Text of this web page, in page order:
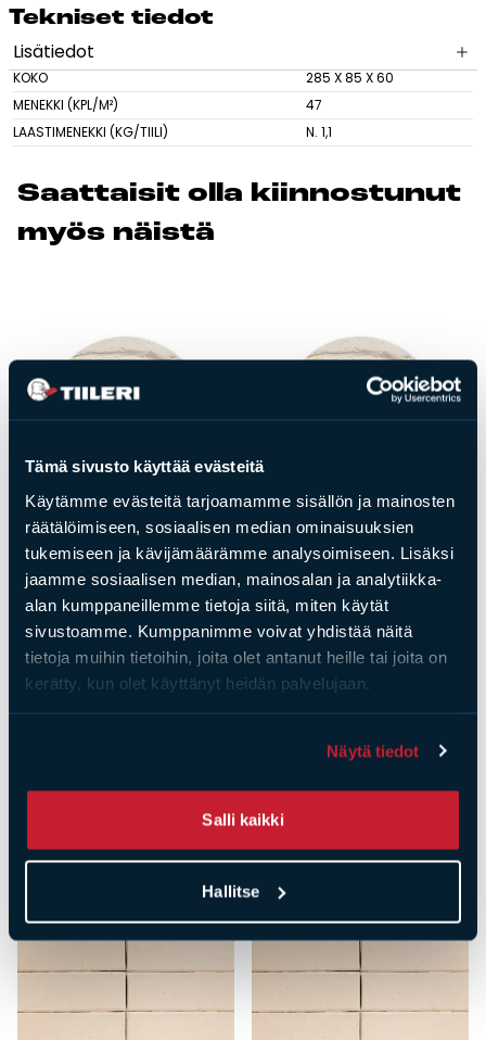
Tämä sivusto käyttää evästeitä
Käytämme evästeitä tarjoamamme sisällön ja mainosten
räätälöimiseen, sosiaalisen median ominaisuuksien
tukemiseen ja kävijämäärämme analysoimiseen. Lisäksi
jaamme sosiaalisen median, mainosalan ja analytiikka-
alan kumppaneillemme tietoja siitä, miten käytät
sivustoamme. Kumppanimme voivat yhdistää näitä
tietoja muihin tietoihin, joita olet antanut heille tai joita on
kerätty, kun olet käyttänyt heidän palvelujaan.
Näytä tiedot
Salli kaikki
Hallitse
Verkkokauppa
Tulisijatarvikkeet
Kamiinat ja kevyet tulisijat
Tiilet
Laastit
Peruuta verkkokauppatilauksesi
Yhteystiedot
Tek­ni­set tie­dot
Lisätiedot
KOKO
285 X 85 X 60
MENEKKI (KPL/M²)
47
LAASTIMENEKKI (KG/TIILI)
N. 1,1
Saat­tai­sit ol­la kiin­nos­tu­nut
myös näis­tä
Tiilet
Tundra MRT60 kuvio
viistetty
tiililavoittain
(tilauserä 128 kpl)
Tiilet
Tundra MRT60 kuvio
tiililavoittain
(tilauserä 128 kpl)